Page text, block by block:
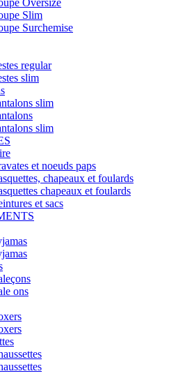
Oversize
Slim
Surchemise
regular
slim
slim
slim
et noeuds paps
chapeaux et foulards
chapeaux et foulards
et sacs
ons